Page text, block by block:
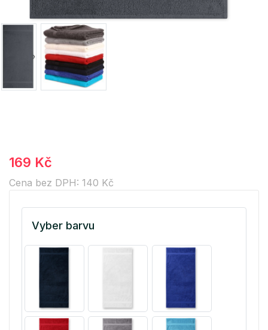
169 Kč
Cena bez DPH: 140 Kč
Vyber barvu